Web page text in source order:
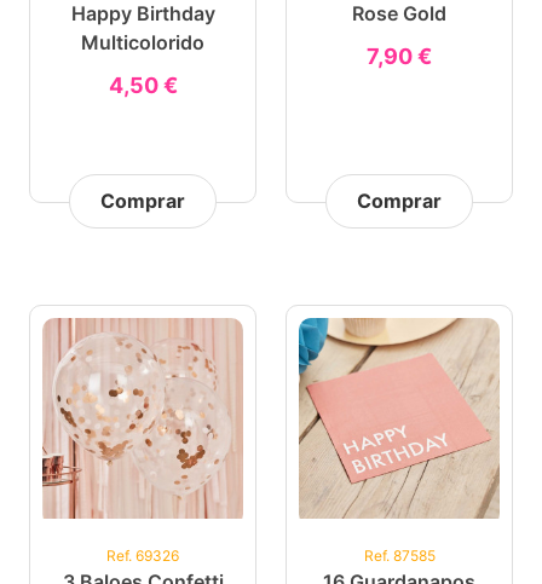
Happy Birthday
Multicolorido
4,50 €
Comprar
Rose Gold
7,90 €
Comprar
Ref. 69326 Ref. 87585